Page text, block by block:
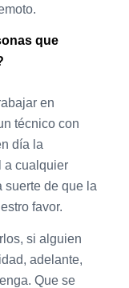
que
en
técnico con
día la
a cualquier
suerte de que la
favor.
si alguien
adelante,
Que se